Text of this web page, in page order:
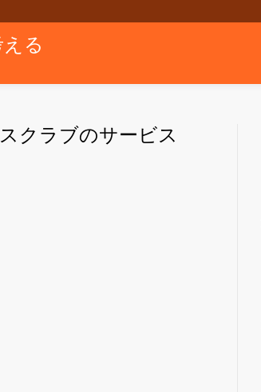
る
クラブのサービス